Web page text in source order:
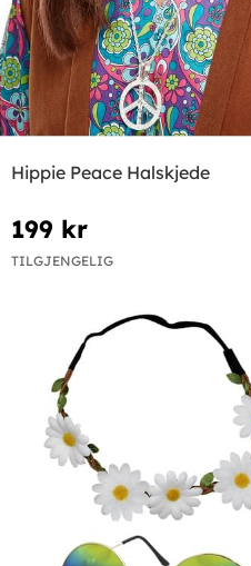
Hippie Peace Halskjede
199 kr
TILGJENGELIG